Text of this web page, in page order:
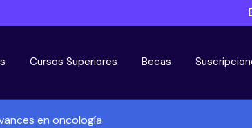
Cursos Superiores Becas
en oncología